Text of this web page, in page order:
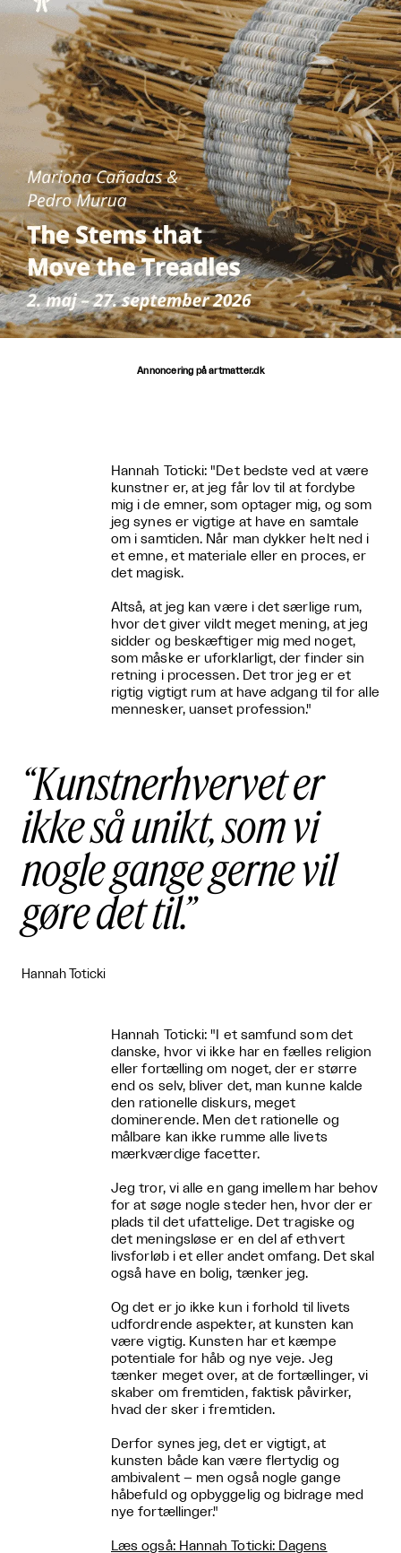
Annoncering på artmatter.dk
Hannah Toticki: "Det bedste ved at være
kunstner er, at jeg får lov til at fordybe
mig i de emner, som optager mig, og som
jeg synes er vigtige at have en samtale
om i samtiden. Når man dykker helt ned i
et emne, et materiale eller en proces, er
det magisk.
Altså, at jeg kan være i det særlige rum,
hvor det giver vildt meget mening, at jeg
sidder og beskæftiger mig med noget,
som måske er uforklarligt, der finder sin
retning i processen. Det tror jeg er et
rigtig vigtigt rum at have adgang til for alle
mennesker, uanset profession."
Kunstnerhvervet er
ikke så unikt, som vi
nogle gange gerne vil
gøre det til.
Hannah Toticki
Hannah Toticki: "I et samfund som det
danske, hvor vi ikke har en fælles religion
eller fortælling om noget, der er større
end os selv, bliver det, man kunne kalde
den rationelle diskurs, meget
dominerende. Men det rationelle og
målbare kan ikke rumme alle livets
mærkværdige facetter.
Jeg tror, vi alle en gang imellem har behov
for at søge nogle steder hen, hvor der er
plads til det ufattelige. Det tragiske og
det meningsløse er en del af ethvert
livsforløb i et eller andet omfang. Det skal
også have en bolig, tænker jeg.
Og det er jo ikke kun i forhold til livets
udfordrende aspekter, at kunsten kan
være vigtig. Kunsten har et kæmpe
potentiale for håb og nye veje. Jeg
tænker meget over, at de fortællinger, vi
skaber om fremtiden, faktisk påvirker,
hvad der sker i fremtiden.
Derfor synes jeg, det er vigtigt, at
kunsten både kan være flertydig og
ambivalent – men også nogle gange
håbefuld og opbyggelig og bidrage med
nye fortællinger."
Læs også: Hannah Toticki: Dagens